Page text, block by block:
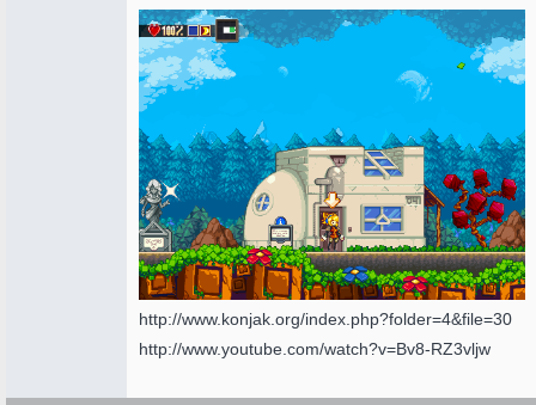
http://www.konjak.org/index.php?folder=4&file=30
http://www.youtube.com/watch?v=Bv8-RZ3vljw